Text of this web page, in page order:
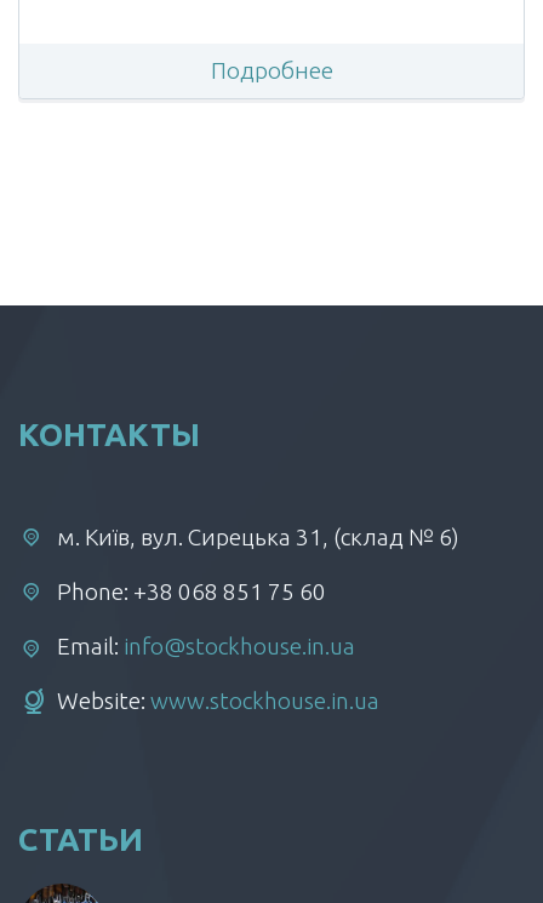
Подробнее
КОНТАКТЫ
м. Київ, вул. Сирецька 31, (склад № 6)
Phone: +38 068 851 75 60
Email: info@stockhouse.in.ua
Website: www.stockhouse.in.ua
СТАТЬИ